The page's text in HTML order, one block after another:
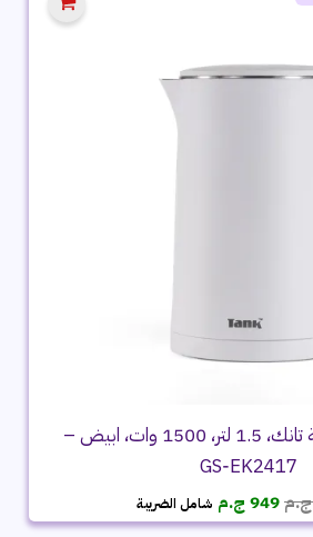
غلاية مياه كهربائية تانك، 1.5 لتر، 1500 وات، ابيض –
GS‑EK2417
ج.مالسعر
الأصلي
949 ج.م السعر
الحالي
شامل الضريبة